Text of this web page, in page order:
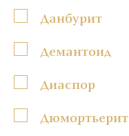
Данбурит
Демантоид
Диаспор
Дюмортьерит